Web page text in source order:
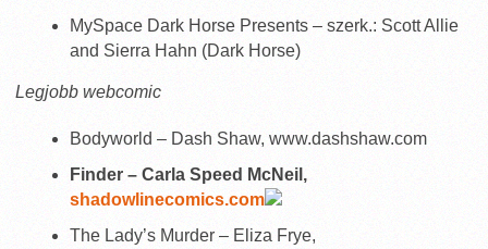
MySpace Dark Horse Presents – szerk.: Scott Allie
and Sierra Hahn (Dark Horse)
Legjobb webcomic
Bodyworld – Dash Shaw, www.dashshaw.com
Finder – Carla Speed McNeil,
shadowlinecomics.com
The Lady’s Murder – Eliza Frye,